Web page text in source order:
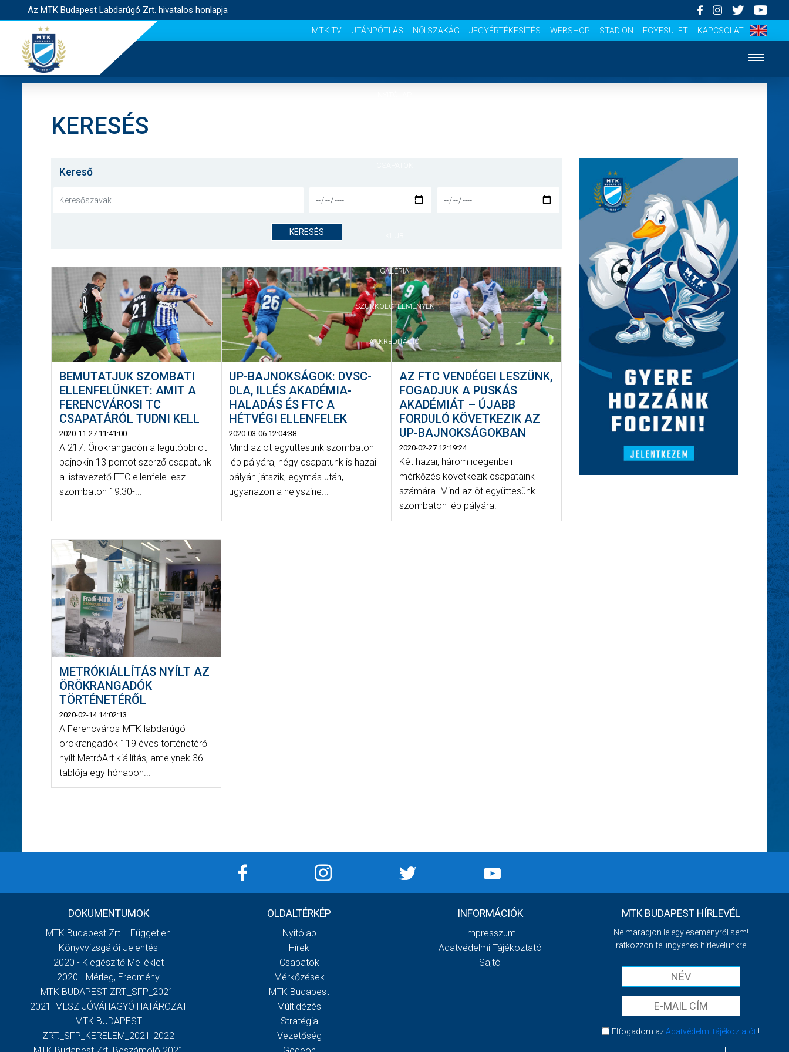
Az MTK Budapest Labdarúgó Zrt. hivatalos honlapja
MTK TV UTÁNPÓTLÁS NŐI SZAKÁG JEGYÉRTÉKESÍTÉS WEBSHOP STADION EGYESÜLET KAPCSOLAT
MÉRKŐZÉSEK
GALÉRIA
SZURKOLÓI ÉLMÉNYEK
AKKREDITÁCIÓ
KERESÉS
Kereső
KERESÉS
BEMUTATJUK SZOMBATI
ELLENFELÜNKET: AMIT A
FERENCVÁROSI TC
CSAPATÁRÓL TUDNI KELL
2020-11-27 11:41:00
A 217. Örökrangadón a legutóbbi öt
bajnokin 13 pontot szerző csapatunk
a listavezető FTC ellenfele lesz
szombaton 19:30-...
UP-BAJNOKSÁGOK: DVSC-
DLA, ILLÉS AKADÉMIA-
HALADÁS ÉS FTC A
HÉTVÉGI ELLENFELEK
2020-03-06 12:04:38
Mind az öt együttesünk szombaton
lép pályára, négy csapatunk is hazai
pályán játszik, egymás után,
ugyanazon a helyszíne...
AZ FTC VENDÉGEI LESZÜNK,
FOGADJUK A PUSKÁS
AKADÉMIÁT – ÚJABB
FORDULÓ KÖVETKEZIK AZ
UP-BAJNOKSÁGOKBAN
2020-02-27 12:19:24
Két hazai, három idegenbeli
mérkőzés következik csapataink
számára. Mind az öt együttesünk
szombaton lép pályára.
METRÓKIÁLLÍTÁS NYÍLT AZ
ÖRÖKRANGADÓK
TÖRTÉNETÉRŐL
2020-02-14 14:02:13
A Ferencváros-MTK labdarúgó
örökrangadók 119 éves történetéről
nyílt MetróArt kiállítás, amelynek 36
tablója egy hónapon...
DOKUMENTUMOK
MTK Budapest Zrt. - Független
Könyvvizsgálói Jelentés
2020 - Kiegészítő Melléklet
2020 - Mérleg, Eredmény
MTK BUDAPEST ZRT._SFP_2021-
2021_MLSZ JÓVÁHAGYÓ HATÁROZAT
MTK BUDAPEST
ZRT._SFP_KERELEM_2021-2022
OLDALTÉRKÉP
Nyitólap
Hírek
Csapatok
Mérkőzések
MTK Budapest
Múltidézés
Stratégia
Vezetőség
INFORMÁCIÓK
Impresszum
Adatvédelmi Tájékoztató
Sajtó
MTK BUDAPEST HÍRLEVÉL
Ne maradjon le egy eseményről sem!
Iratkozzon fel ingyenes hírlevelünkre:
Elfogadom azAdatvédelmi tájékoztatót !